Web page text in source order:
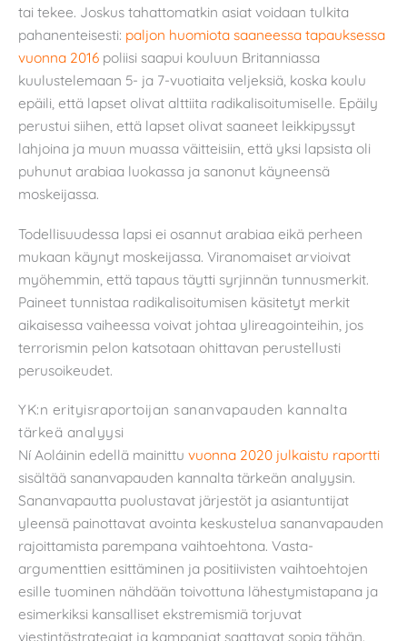
tai tekee. Joskus tahattomatkin asiat voidaan tulkita
pahanenteisesti: paljon huomiota saaneessa tapauksessa
vuonna 2016 poliisi saapui kouluun Britanniassa
kuulustelemaan 5- ja 7-vuotiaita veljeksiä, koska koulu
epäili, että lapset olivat alttiita radikalisoitumiselle. Epäily
perustui siihen, että lapset olivat saaneet leikkipyssyt
lahjoina ja muun muassa väitteisiin, että yksi lapsista oli
puhunut arabiaa luokassa ja sanonut käyneensä
moskeijassa.
Todellisuudessa lapsi ei osannut arabiaa eikä perheen
mukaan käynyt moskeijassa. Viranomaiset arvioivat
myöhemmin, että tapaus täytti syrjinnän tunnusmerkit.
Paineet tunnistaa radikalisoitumisen käsitetyt merkit
aikaisessa vaiheessa voivat johtaa ylireagointeihin, jos
terrorismin pelon katsotaan ohittavan perustellusti
perusoikeudet.
YK:n erityisraportoijan sananvapauden kannalta
tärkeä analyysi
Ní Aoláinin edellä mainittu vuonna 2020 julkaistu raportti
sisältää sananvapauden kannalta tärkeän analyysin.
Sananvapautta puolustavat järjestöt ja asiantuntijat
yleensä painottavat avointa keskustelua sananvapauden
rajoittamista parempana vaihtoehtona. Vasta-
argumenttien esittäminen ja positiivisten vaihtoehtojen
esille tuominen nähdään toivottuna lähestymistapana ja
esimerkiksi kansalliset ekstremismiä torjuvat
viestintästrategiat ja kampanjat saattavat sopia tähän.